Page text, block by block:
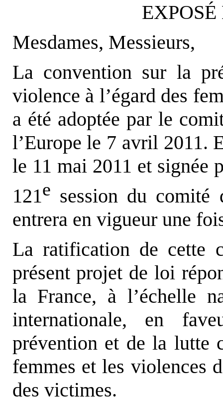
Mesdames, Messieurs,
La convention sur la
violence à l’égard des
a été adoptée par le
l’Europe le 7 avril 2011.
le 11 mai 2011 et signée
121e session du comité
entrera en vigueur une
La ratification de cette
présent projet de loi
la France, à l’échelle
internationale, en
prévention et de la lutte
femmes et les violences
des victimes.